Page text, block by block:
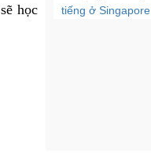
học
tiếng ở Singapore